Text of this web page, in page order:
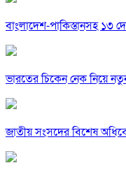
বাংলাদেশ-পাকিস্তানসহ ১৩
ভারতের চিকেন নেক নিয়ে
জাতীয় সংসদের বিশেষ